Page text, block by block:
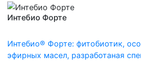
Интебио Форте
Интебио® Форте: фитобиотик,
эфирных масел, разработаная